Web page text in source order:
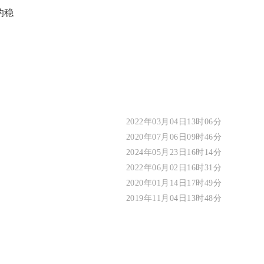
稳
2022年03月04日13时06分
2020年07月06日09时46分
2024年05月23日16时14分
2022年06月02日16时31分
2020年01月14日17时49分
2019年11月04日13时48分